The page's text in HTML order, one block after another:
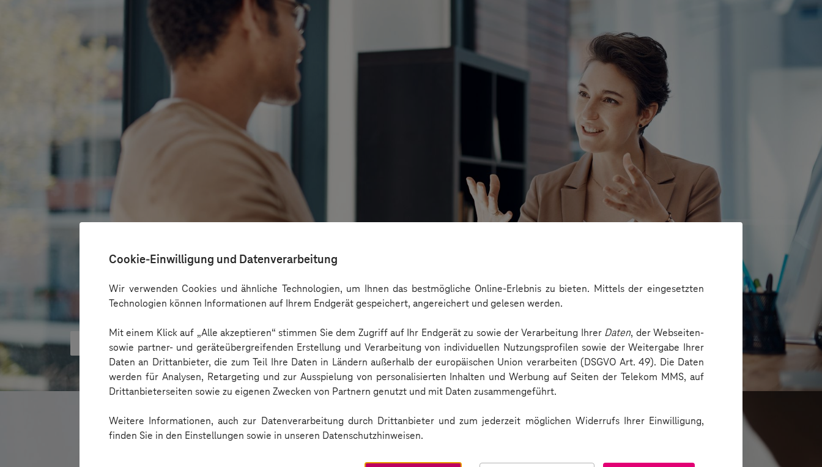
Cookie-Einwilligung und Datenverarbeitung
Wir verwenden Cookies und ähnliche Technologien, um Ihnen das bestmögliche Online-Erlebnis zu bieten. Mittels der eingesetzten
Technologien können Informationen auf Ihrem Endgerät gespeichert, angereichert und gelesen werden.
Mit einem Klick auf „Alle akzeptieren“ stimmen Sie dem Zugriff auf Ihr Endgerät zu sowie der Verarbeitung Ihrer Daten, der Webseiten-
sowie partner- und geräteübergreifenden Erstellung und Verarbeitung von individuellen Nutzungsprofilen sowie der Weitergabe Ihrer
Daten an Drittanbieter, die zum Teil Ihre Daten in Ländern außerhalb der europäischen Union verarbeiten (DSGVO Art. 49). Die Daten
werden für Analysen, Retargeting und zur Ausspielung von personalisierten Inhalten und Werbung auf Seiten der Telekom MMS, auf
Drittanbieterseiten sowie zu eigenen Zwecken von Partnern genutzt und mit Daten zusammengeführt.
Weitere Informationen, auch zur Datenverarbeitung durch Drittanbieter und zum jederzeit möglichen Widerrufs Ihrer Einwilligung,
finden Sie in den Einstellungen sowie in unseren Datenschutzhinweisen.
KI‑Agenten im HR: Konkrete Use Cases, KPIs und Governance entlang der Employee Journey